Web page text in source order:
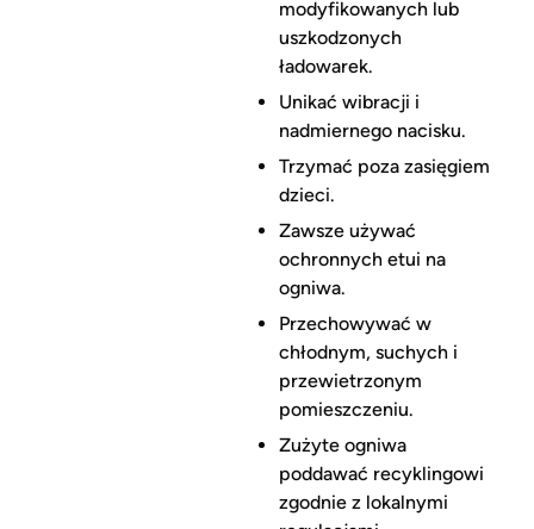
modyfikowanych lub
uszkodzonych
ładowarek.
Unikać wibracji i
nadmiernego nacisku.
Trzymać poza zasięgiem
dzieci.
Zawsze używać
ochronnych etui na
ogniwa.
Przechowywać w
chłodnym, suchych i
przewietrzonym
pomieszczeniu.
Zużyte ogniwa
poddawać recyklingowi
zgodnie z lokalnymi